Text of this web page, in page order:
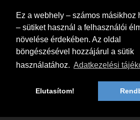
Ez a webhely – számos másikhoz
– sütiket használ a felhasználói
növelése érdekében. Az oldal
böngészésével hozzájárul a sütik
használatához. Adatkezelési
Elutasítom!
Vasárnap: ZÁRVA
Kapcsolat
Hívjon minket:
+36 70 363 0447